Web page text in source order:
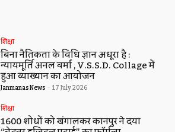
शिक्षा
बिना नैतिकता के विधि ज्ञान अधूरा है :
न्यायमूर्ति अनिल वर्मा , V.S.S.D. Collage में
हुआ व्याख्यान का आयोजन
Janmanas News - 17 July 2026
शिक्षा
1600 शोधों को खंगालकर कानपुर ने दिया